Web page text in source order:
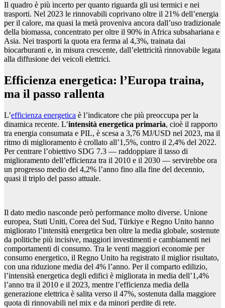
Il quadro è più incerto per quanto riguarda gli usi termici e nei
trasporti. Nel 2023 le rinnovabili coprivano oltre il 21% dell’energia
per il calore, ma quasi la metà proveniva ancora dall’uso tradizionale
della biomassa, concentrato per oltre il 90% in Africa subsahariana e
Asia. Nei trasporti la quota era ferma al 4,3%, trainata dai
biocarburanti e, in misura crescente, dall’elettricità rinnovabile legata
alla diffusione dei veicoli elettrici.
Efficienza energetica: l’Europa traina,
ma il passo rallenta
L’efficienza energetica è l’indicatore che più preoccupa per la
dinamica recente. L’intensità energetica primaria, cioè il rapporto
tra energia consumata e PIL, è scesa a 3,76 MJ/USD nel 2023, ma il
ritmo di miglioramento è crollato all’1,5%, contro il 2,4% del 2022.
Per centrare l’obiettivo SDG 7.3 — raddoppiare il tasso di
miglioramento dell’efficienza tra il 2010 e il 2030 — servirebbe ora
un progresso medio del 4,2% l’anno fino alla fine del decennio,
quasi il triplo del passo attuale.
Il dato medio nasconde però performance molto diverse. Unione
europea, Stati Uniti, Corea del Sud, Türkiye e Regno Unito hanno
migliorato l’intensità energetica ben oltre la media globale, sostenute
da politiche più incisive, maggiori investimenti e cambiamenti nei
comportamenti di consumo. Tra le venti maggiori economie per
consumo energetico, il Regno Unito ha registrato il miglior risultato,
con una riduzione media del 4% l’anno. Per il comparto edilizio,
l’intensità energetica degli edifici è migliorata in media dell’1,4%
l’anno tra il 2010 e il 2023, mentre l’efficienza media della
generazione elettrica è salita verso il 47%, sostenuta dalla maggiore
quota di rinnovabili nel mix e da minori perdite di rete.